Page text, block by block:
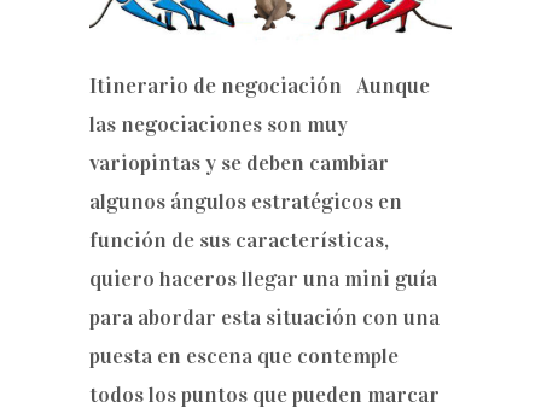
Itinerario de negociación Aunque
las negociaciones son muy
variopintas y se deben cambiar
algunos ángulos estratégicos en
función de sus características,
quiero haceros llegar una mini guía
para abordar esta situación con una
puesta en escena que contemple
todos los puntos que pueden marcar